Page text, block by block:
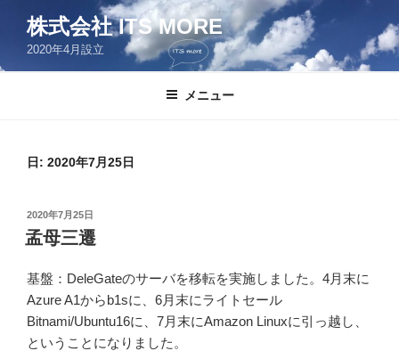
ン
株式会社 ITS MORE
2020年4月設立
メニュー
日: 2020年7月25日
投
稿
日:
2020年7月25日
孟母三遷
基盤：DeleGateのサーバを移転を実施しました。4月末に
Azure A1からb1sに、6月末にライトセール
Bitnami/Ubuntu16に、7月末にAmazon Linuxに引っ越し、
ということになりました。